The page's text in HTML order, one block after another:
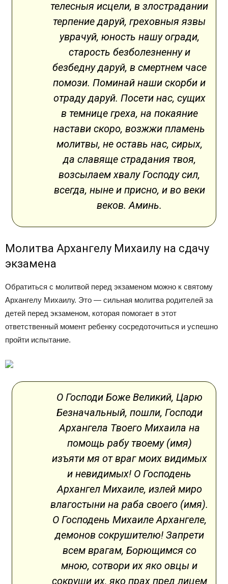
телесныя исцели, в злострадании
терпение даруй, греховныя язвы
уврачуй, юность нашу огради,
старость безболезненну и
безбедну даруй, в смертнем часе
помози. Поминай наши скорби и
отраду даруй. Посети нас, сущих
в темнице греха, на покаяние
настави скоро, возжжи пламень
молитвы, не оставь нас, сирых,
да славяще страдания твоя,
возсылаем хвалу Господу сил,
всегда, ныне и присно, и во веки
веков. Аминь.
Молитва Архангелу Михаилу на сдачу
экзамена
Обратиться с молитвой перед экзаменом можно к святому
Архангелу Михаилу. Это — сильная молитва родителей за
детей перед экзаменом, которая помогает в этот
ответственный момент ребенку сосредоточиться и успешно
пройти испытание.
О Господи Боже Великий, Царю
Безначальный, пошли, Господи
Архангела Твоего Михаила на
помощь рабу твоему (имя)
изъяти мя от враг моих видимых
и невидимых! О Господень
Архангел Михаиле, излей миро
влагостыни на раба своего (имя).
О Господень Михаиле Архангеле,
демонов сокрушителю! Запрети
всем врагам, Борющимся со
мною, сотвори их яко овцы и
сокруши их, яко прах пред лицем